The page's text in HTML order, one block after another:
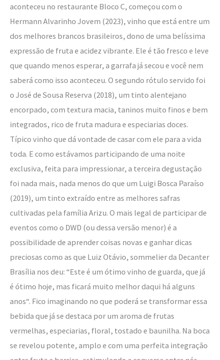
aconteceu no restaurante Bloco C, começou com o
Hermann Alvarinho Jovem (2023), vinho que está entre um
dos melhores brancos brasileiros, dono de uma belíssima
expressão de fruta e acidez vibrante. Ele é tão fresco e leve
que quando menos esperar, a garrafa já secou e você nem
saberá como isso aconteceu. O segundo rótulo servido foi
o José de Sousa Reserva (2018), um tinto alentejano
encorpado, com textura macia, taninos muito finos e bem
integrados, rico de fruta madura e especiarias doces.
Típico vinho que dá vontade de casar com ele para a vida
toda. E como estávamos participando de uma noite
exclusiva, feita para impressionar, a terceira degustação
foi nada mais, nada menos do que um Luigi Bosca Paraíso
(2019), um tinto extraído entre as melhores safras
cultivadas pela família Arizu. O mais legal de participar de
eventos como o DWD (ou dessa versão menor) é a
possibilidade de aprender coisas novas e ganhar dicas
preciosas como as que Luiz Otávio, sommelier da Decanter
Brasília nos deu: “Este é um ótimo vinho de guarda, que já
é ótimo hoje, mas ficará muito melhor daqui há alguns
anos“. Fico imaginando no que poderá se transformar essa
bebida que já se destaca por um aroma de frutas
vermelhas, especiarias, floral, tostado e baunilha. Na boca
se revelou potente, amplo e com uma perfeita integração